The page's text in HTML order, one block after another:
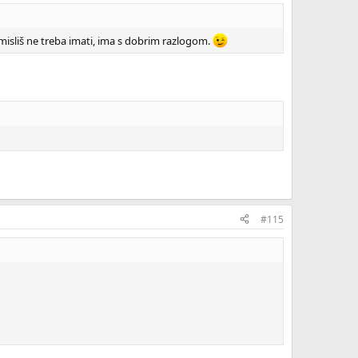
ne treba imati, ima s dobrim razlogom.
#115